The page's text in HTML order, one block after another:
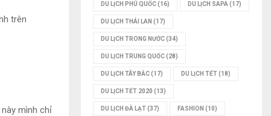
trên
mình chỉ
DU LỊCH PHÚ QUỐC(16) DU LỊCH SAPA (17)
DU LỊCH THÁI LAN (17)
DU LỊCH TRONG NƯỚC(34)
DU LỊCH TRUNG QUỐC(28)
DU LỊCH TÂY BẮC(17) DU LỊCH TẾT(18)
DU LỊCH TẾT 2020 (13)
DU LỊCH ĐÀ LẠT(37) FASHION (10)